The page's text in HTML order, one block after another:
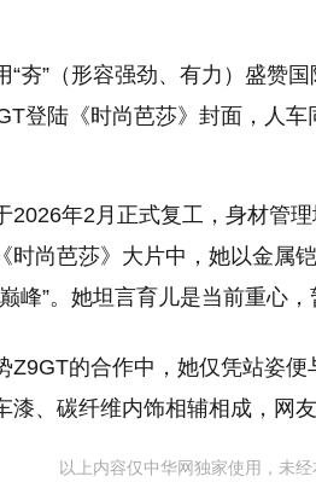
“夯”（形容强劲、有力）盛
登陆《时尚芭莎》封面，人
2026年2月正式复工，身材管
时尚芭莎》大片中，她以金属
峰”。她坦言育儿是当前重心
Z9GT的合作中，她仅凭站姿
漆、碳纤维内饰相辅相成，网
以上内容仅中华网独家使用，未